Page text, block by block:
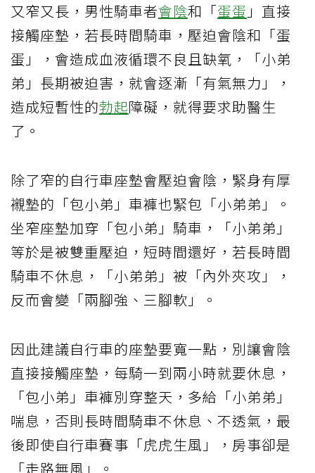
又窄又長，男性騎車者會陰和「蛋蛋 」直接
接觸座墊，若長時間騎車，壓迫會陰和「蛋
蛋」，會造成血液循環不良且缺氧，「小弟
弟」長期被迫害，就會逐漸「有氣無力」，
造成短暫性的勃起障礙，就得要求助醫生
了。
除了窄的自行車座墊會壓迫會陰，緊身有厚
襯墊的「包小弟」車褲也緊包「小弟弟」。
坐窄座墊加穿「包小弟」騎車，「小弟弟」
等於是被雙重壓迫，短時間還好，若長時間
騎車不休息，「小弟弟」被「內外夾攻」，
反而會變「兩腳強、三腳軟」。
因此建議自行車的座墊要寬一點，別讓會陰
直接接觸座墊，每騎一到兩小時就要休息，
「包小弟」車褲別穿整天，多給「小弟弟」
喘息，否則長時間騎車不休息、不透氣，最
後即使自行車賽事「虎虎生風」，房事卻是
「走路無風」。